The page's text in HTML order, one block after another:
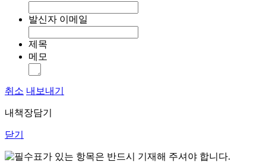
발신자 이메일
제목
메모
취소 내보내기
내책장담기
닫기
표가 있는 항목은 반드시 기재해 주셔야 합니다.